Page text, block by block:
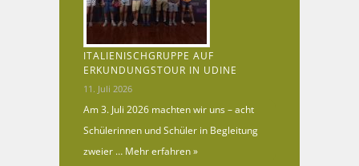
ITALIENISCHGRUPPE AUF
ERKUNDUNGSTOUR IN UDINE
11. Juli 2026
Am 3. Juli 2026 machten wir uns – acht
Schülerinnen und Schüler in Begleitung
zweier … Mehr erfahren »